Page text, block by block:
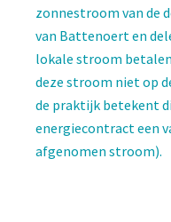
zonnestroom van de
van Battenoert en
lokale stroom
deze stroom niet op
de praktijk betekent
energiecontract een
afgenomen stroom).